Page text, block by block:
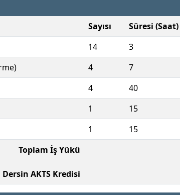
Sayısı Süresi (Saat)
14 3
4 7
4 40
1 15
1 15
Toplam İş Yükü
Dersin AKTS Kredisi